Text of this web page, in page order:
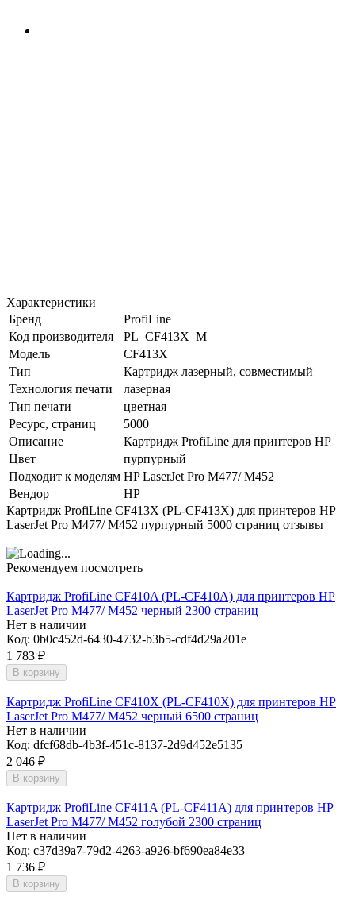
Характеристики
Бренд
ProfiLine
Код производителя
PL_CF413X_M
Модель
CF413X
Тип
Картридж лазерный, совместимый
Технология печати
лазерная
Тип печати
цветная
Ресурс, страниц
5000
Описание
Картридж ProfiLine для принтеров HP
Цвет
пурпурный
Подходит к моделям HP LaserJet Pro M477/ M452
Вендор
HP
Картридж ProfiLine CF413X (PL-CF413X) для принтеров HP
LaserJet Pro M477/ M452 пурпурный 5000 страниц отзывы
Рекомендуем посмотреть
Картридж ProfiLine CF410A (PL-CF410A) для принтеров HP
LaserJet Pro M477/ M452 черный 2300 страниц
Нет в наличии
Код: 0b0c452d-6430-4732-b3b5-cdf4d29a201e
1 783 ₽
В корзину
Картридж ProfiLine CF410X (PL-CF410X) для принтеров HP
LaserJet Pro M477/ M452 черный 6500 страниц
Нет в наличии
Код: dfcf68db-4b3f-451c-8137-2d9d452e5135
2 046 ₽
В корзину
Картридж ProfiLine CF411A (PL-CF411A) для принтеров HP
LaserJet Pro M477/ M452 голубой 2300 страниц
Нет в наличии
Код: c37d39a7-79d2-4263-a926-bf690ea84e33
1 736 ₽
В корзину